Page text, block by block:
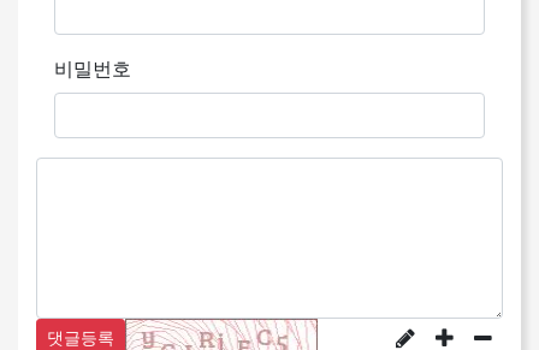
비밀번호
댓글등록